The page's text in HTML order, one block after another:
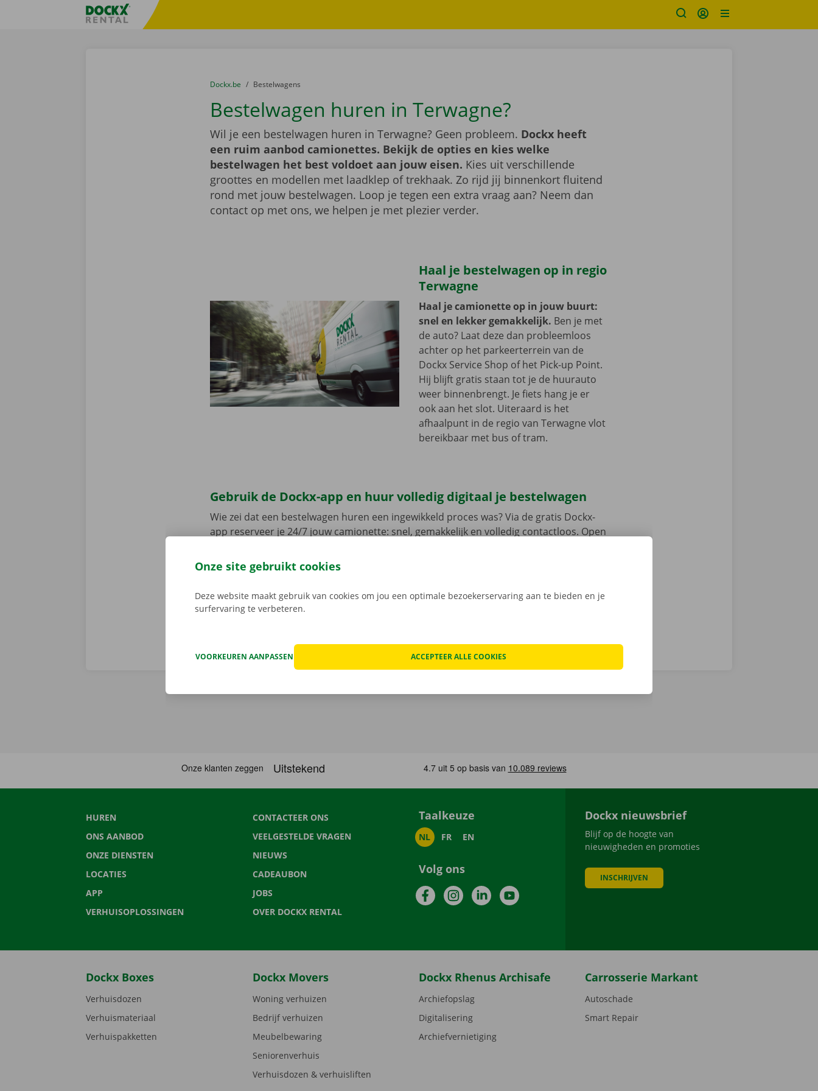
Taalselectie overslaanFratello DEMO
U bevindt zich hier:
van
Dockx.be naar
Bestelwagens
Bestelwagen huren in Terwagne?
Wil je een bestelwagen huren in Terwagne? Geen probleem. Dockx heeft
een ruim aanbod camionettes. Bekijk de opties en kies welke
bestelwagen het best voldoet aan jouw eisen. Kies uit verschillende
groottes en modellen met laadklep of trekhaak. Zo rijd jij binnenkort fluitend
rond met jouw bestelwagen. Loop je tegen een extra vraag aan? Neem dan
contact op met ons, we helpen je met plezier verder.
Haal je bestelwagen op in regio
Terwagne
Haal je camionette op in jouw buurt:
snel en lekker gemakkelijk. Ben je met
de auto? Laat deze dan probleemloos
achter op het parkeerterrein van de
Dockx Service Shop of het Pick-up Point.
Hij blijft gratis staan tot je de huurauto
weer binnenbrengt. Je fiets hang je er
ook aan het slot. Uiteraard is het
afhaalpunt in de regio van Terwagne vlot
bereikbaar met bus of tram.
Gebruik de Dockx-app en huur volledig digitaal je bestelwagen
Wie zei dat een bestelwagen huren een ingewikkeld proces was? Via de gratis Dockx-
app reserveer je 24/7 jouw camionette: snel, gemakkelijk en volledig contactloos. Open
je deze met de digitale sleutel. Vind de app voor
HUREN
ONS AANBOD
ONZE DIENSTEN
LOCATIES
APP
VERHUISOPLOSSINGEN
CONTACTEER ONS
VEELGESTELDE VRAGEN
NIEUWS
CADEAUBON
JOBS
OVER DOCKX RENTAL
Taalkeuze
NL FR EN
Volg ons
FacebookInstagramLinkedInYouTube
Dockx nieuwsbrief
Blijf op de hoogte van
nieuwigheden en promoties
INSCHRIJVEN
Dockx Boxes
Verhuisdozen
Verhuismateriaal
Verhuispakketten
Dockx Movers
Woning verhuizen
Bedrijf verhuizen
Meubelbewaring
Seniorenverhuis
Verhuisdozen & verhuisliften
Dockx Rhenus Archisafe
Archiefopslag
Digitalisering
Archiefvernietiging
Carrosserie Markant
Autoschade
Smart Repair
Onze site gebruikt cookies
Deze website maakt gebruik van cookies om jou een optimale bezoekerservaring aan te bieden en je
surfervaring te verbeteren.
VOORKEUREN AANPASSEN ACCEPTEER ALLE COOKIES